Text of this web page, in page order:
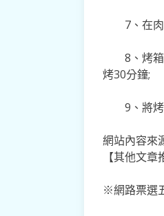
7、在
8、烤
烤30分鐘;
9、將
網站內容來
【其他文章
※網路票選